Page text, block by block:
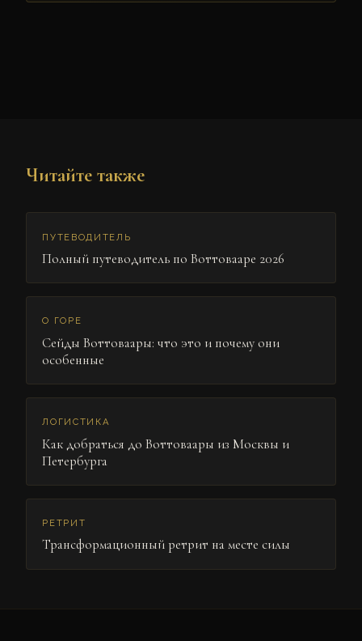
Читайте также
ПУТЕВОДИТЕЛЬ
Полный путеводитель по Воттовааре 2026
О ГОРЕ
Сейды Воттоваары: что это и почему они
особенные
ЛОГИСТИКА
Как добраться до Воттоваары из Москвы и
Петербурга
РЕТРИТ
Трансформационный ретрит на месте силы